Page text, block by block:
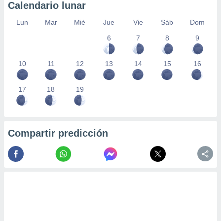
publicidad
1199
Calendario lunar
Lun Mar Mié Jue Vie Sáb
Dom
6
7 8 9
10 11 12 13 14 15 16
17 18 19
Compartir predicción